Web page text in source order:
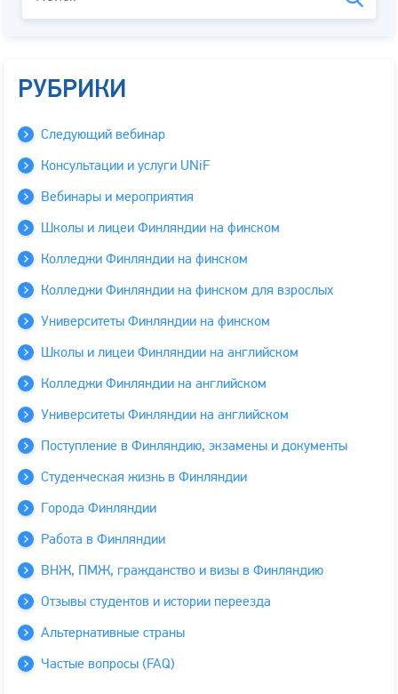
РУБРИКИ
Следующий вебинар
Консультации и услуги UNiF
Вебинары и мероприятия
Школы и лицеи Финляндии на финском
Колледжи Финляндии на финском
Колледжи Финляндии на финском для взрослых
Университеты Финляндии на финском
Школы и лицеи Финляндии на английском
Колледжи Финляндии на английском
Университеты Финляндии на английском
Поступление в Финляндию, экзамены и документы
Студенческая жизнь в Финляндии
Города Финляндии
Работа в Финляндии
ВНЖ, ПМЖ, гражданство и визы в Финляндию
Отзывы студентов и истории переезда
Альтернативные страны
Частые вопросы (FAQ)